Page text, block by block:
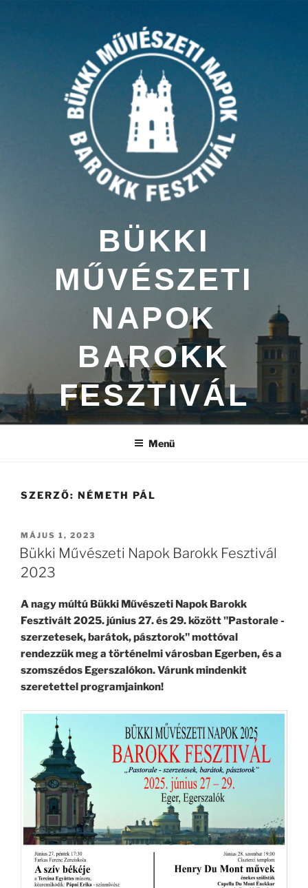
BÜKKI
MŰVÉSZETI
NAPOK
BAROKK
FESZTIVÁL
Menü
SZERZŐ: NÉMETH PÁL
BEKÜLDVE:
MÁJUS 1, 2023
Bükki Művészeti Napok Barokk Fesztivál
2023
A nagy múltú Bükki Művészeti Napok Barokk
Fesztivált 2025. június 27. és 29. között "Pastorale -
szerzetesek, barátok, pásztorok" mottóval
rendezzük meg a történelmi városban Egerben, és a
szomszédos Egerszalókon. Várunk mindenkit
szeretettel programjainkon!